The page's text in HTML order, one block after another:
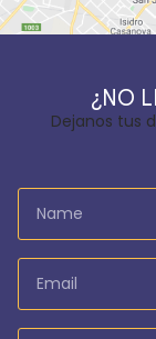
¿NO
Dejanos tus